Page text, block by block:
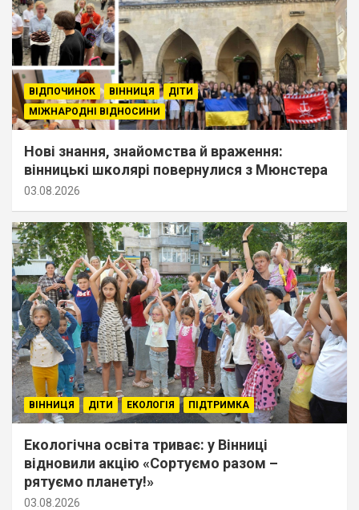
ВІДПОЧИНОК ВІННИЦЯ
ДІТИ
МІЖНАРОДНІ ВІДНОСИНИ
Нові знання, знайомства й враження:
вінницькі школярі повернулися з Мюнстера
03.08.2026
ВІННИЦЯ ДІТИ ЕКОЛОГІЯ ПІДТРИМКА
Екологічна освіта триває: у Вінниці
відновили акцію «Сортуємо разом –
рятуємо планету!»
03.08.2026